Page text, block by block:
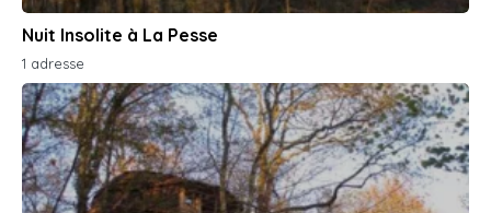
Nuit Insolite à La Pesse
1 adresse